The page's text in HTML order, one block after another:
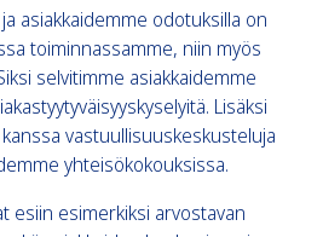
asiakkaidemme odotuksilla on
toiminnassamme, niin myös
selvitimme asiakkaidemme
Lisäksi
vastuullisuuskeskusteluja
yhteisökokouksissa.
esiin esimerkiksi arvostavan